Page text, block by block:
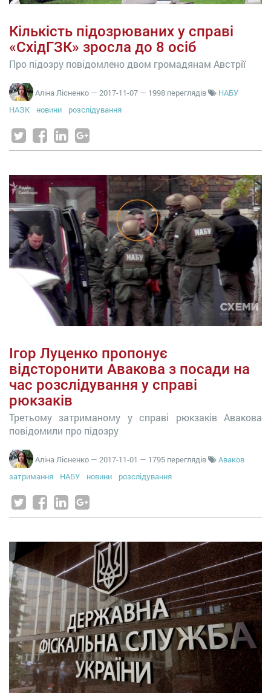
Кількість підозрюваних у справі
«СхідГЗК» зросла до 8 осіб
Про підозру повідомлено двом громадянам Австрії
Аліна Лісненко — 2017-11-07 — 1998 переглядів
НАБУ
НАЗК
новини розслідування
Ігор Луценко пропонує
відсторонити Авакова з посади на
час розслідування у справі
рюкзаків
Третьому затриманому у справі рюкзаків Авакова
повідомили про підозру
Аліна Лісненко — 2017-11-01 — 1795 переглядів
Аваков
затримання
НАБУ новини розслідування